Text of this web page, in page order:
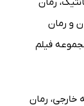
و رمان
فیلم
خارجی، رمان